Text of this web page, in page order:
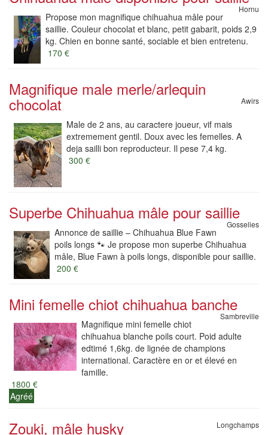
Hornu
Propose mon magnifique chihuahua mâle pour
saillie. Couleur chocolat et blanc, petit gabarit, poids 2,9
kg. Chien en bonne santé, sociable et bien entretenu.
170 €
Magnifique male merle/arlequin
chocolat Awirs
Male de 2 ans, au caractere joueur, vif mais
extremement gentil. Doux avec les femelles. A
deja sailli bon reproducteur. Il pese 7,4 kg.
300 €
Superbe Chihuahua mâle pour saillie
Gosselies
Annonce de saillie – Chihuahua Blue Fawn
poils longs 🐾 Je propose mon superbe Chihuahua
mâle, Blue Fawn à poils longs, disponible pour saillie.
200 €
Mini femelle chiot chihuahua banche
Sambreville
Magnifique mini femelle chiot
chihuahua blanche poils court. Poid adulte
edtimé 1,6kg. de lignée de champions
international. Caractère en or et élevé en
famille.
1800 €
Agréé
Zouki, mâle husky Longchamps